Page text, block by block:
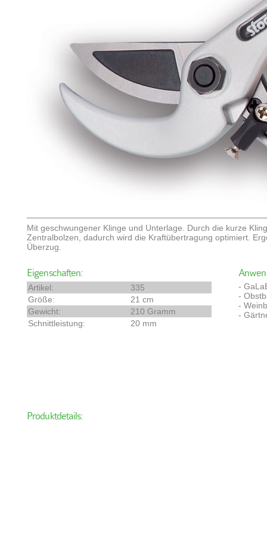
Mit geschwungener Klinge und Unterlage. Durch die kurze
Zentralbolzen, dadurch wird die Kraftübertragung optimiert.
Überzug.
Eigenschaften:
Artikel:
335
Größe:
21 cm
Gewicht:
210 Gramm
Schnittleistung:
20 mm
-
-
-
-
Produktdetails: